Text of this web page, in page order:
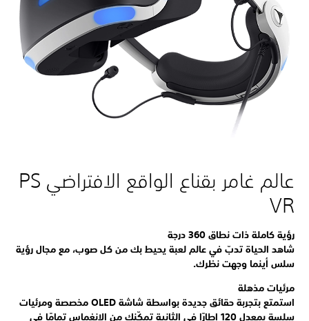
عالم غامر بقناع الواقع الافتراضي PS
VR
رؤية كاملة ذات نطاق 360 درجة
شاهد الحياة تدبّ في عالم لعبة يحيط بك من كل صوب، مع مجال رؤية
سلس أينما وجهت نظرك.
مرئيات مذهلة
استمتع بتجربة حقائق جديدة بواسطة شاشة OLED مخصصة ومرئيات
سلسة بمعدل 120 إطارًا في الثانية تمكّنك من الانغماس تمامًا في